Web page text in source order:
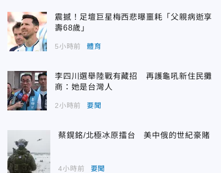
震撼！足壇巨星梅西悲曝噩耗「父親病逝享
壽68歲」
5小時前 體育
李四川選舉陸戰有藏招 再護龜吼新住民攤
商：她是台灣人
2小時前 要聞
蔡鎤銘/北極冰原擂台 美中俄的世紀豪賭
4小時前 要聞